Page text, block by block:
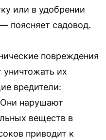
или в удобрении
поясняет садовод.
повреждения
уничтожать их
вредители:
нарушают
веществ в
приводит к